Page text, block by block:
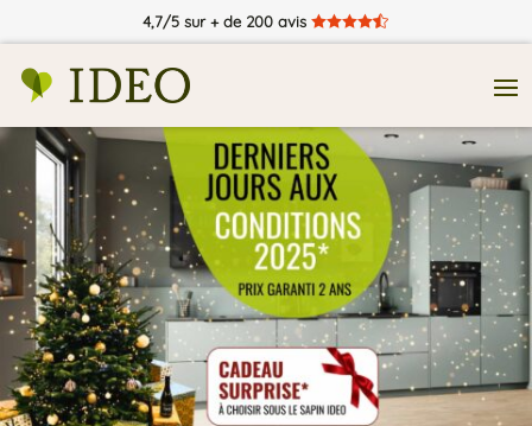
4,7/5 sur + de 200 avis